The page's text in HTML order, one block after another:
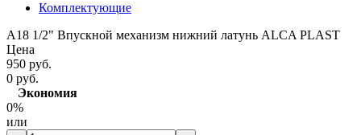
Комплектующие
А18 1/2" Впускной механизм нижний латунь ALCA PLAST
Цена
950 руб.
0 руб.
Экономия
0%
или